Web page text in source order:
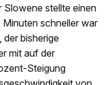
Slowene stellte einen
schneller war
der bisherige
mit auf der
Steigung